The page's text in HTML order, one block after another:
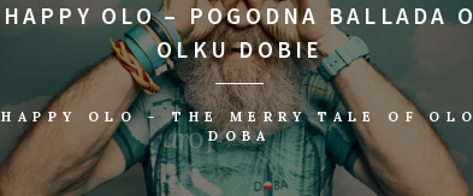
HAPPY OLO – POGODNA BALLADA O
OLKU DOBIE
HAPPY OLO – THE MERRY TALE OF OLO
DOBA